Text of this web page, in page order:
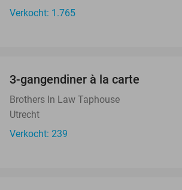
Verkocht: 1.765
3-gangendiner à la carte
Brothers In Law Taphouse
Utrecht
Verkocht: 239